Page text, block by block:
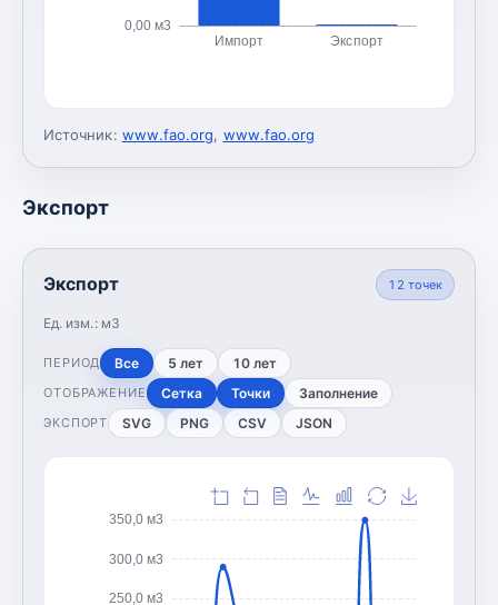
0,00 м3
Импорт Экспорт
Источник: www.fao.org, www.fao.org
Экспорт
Экспорт
Ед. изм.: м3
12 точек
ПЕРИОД Все 5 лет 10 лет
ОТОБРАЖЕНИЕ Сетка Точки Заполнение
ЭКСПОРТ SVG PNG CSV JSON
250,0 м3
300,0 м3
350,0 м3